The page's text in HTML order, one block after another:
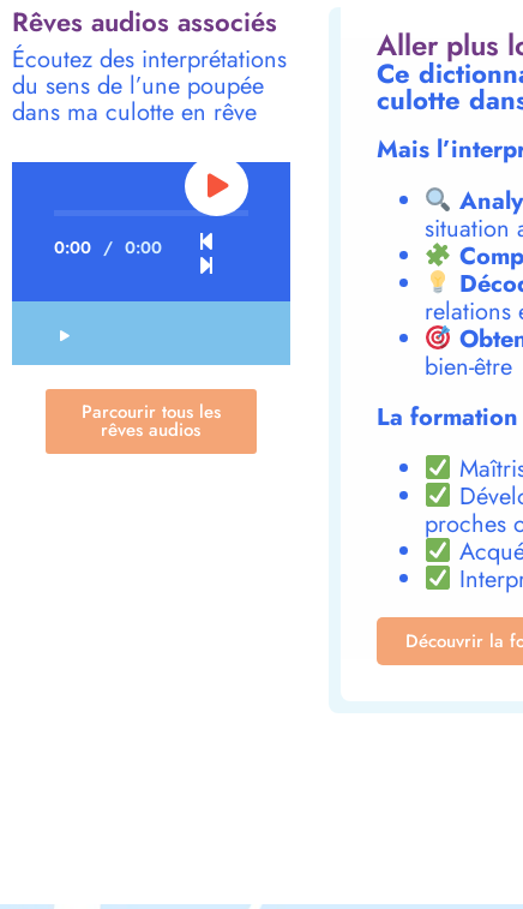
Rêves audios associés
Écoutez des interprétations
du sens de l’une poupée
dans ma culotte en rêve
0:00 / 0:00
Parcourir tous les
rêves audios
Aller plus
Ce
culotte
Mais
situation
relations
bien-être
La
proches
Découvrir la